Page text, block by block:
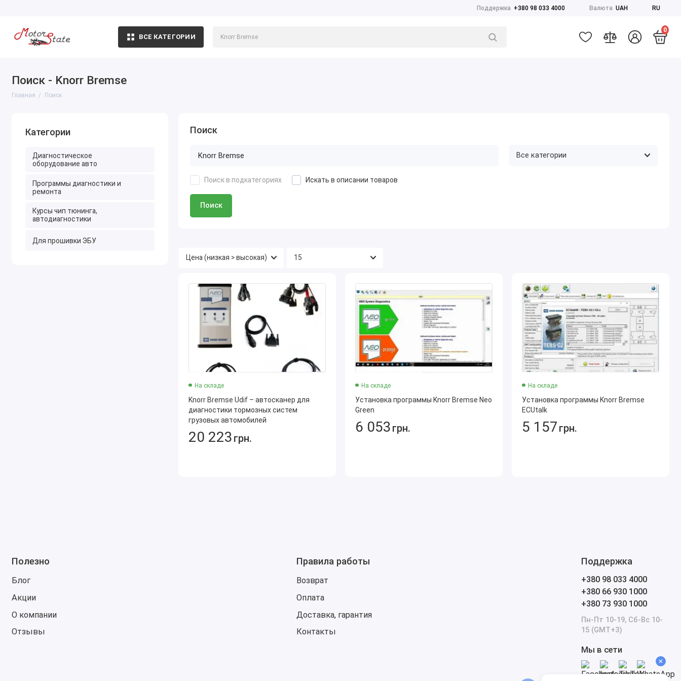
Поддержка +380 98 033 4000 Валюта UAH RU
ВСЕ КАТЕГОРИИ
0
Поиск - Knorr Bremse
Главная Поиск
Категории
Диагностическое
оборудование авто
Программы диагностики и
ремонта
Курсы чип тюнинга,
автодиагностики
Для прошивки ЭБУ
Поиск
Поиск в подкатегориях Искать в описании товаров
Поиск
На складе
Knorr Bremse Udif – автосканер для
диагностики тормозных систем
грузовых автомобилей
20 223 грн.
На складе
Установка программы Knorr Bremse Neo
Green
6 053 грн.
На складе
Установка программы Knorr Bremse
ECUtalk
5 157 грн.
Полезно
Блог
Акции
О компании
Отзывы
Правила работы
Возврат
Оплата
Доставка, гарантия
Контакты
Поддержка
+380 98 033 4000
+380 66 930 1000
+380 73 930 1000
Пн-Пт 10-19, Сб-Вс 10-
15 (GMT+3)
Мы в сети